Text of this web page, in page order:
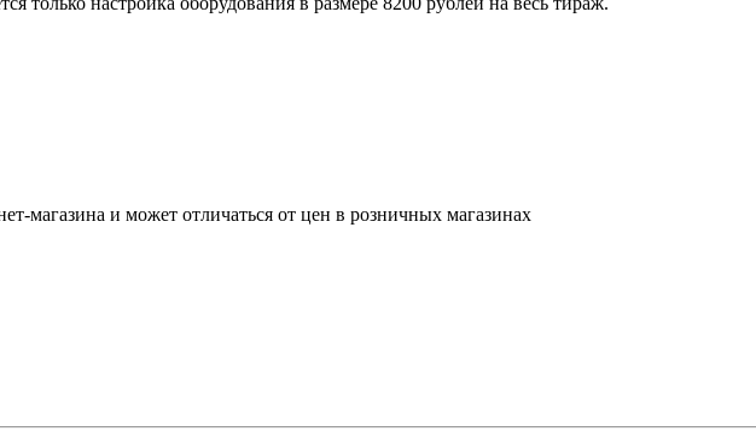
магазина и может отличаться от цен в розничных магазинах